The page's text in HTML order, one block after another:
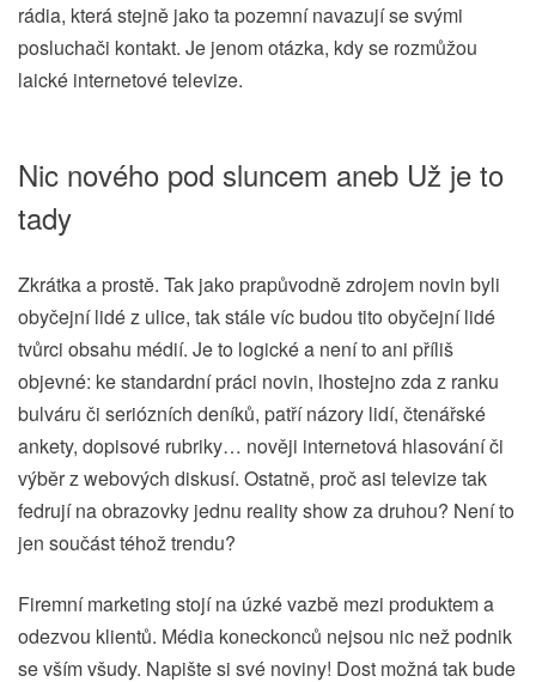
rádia, která stejně jako ta pozemní navazují se svými
posluchači kontakt. Je jenom otázka, kdy se rozmůžou
laické internetové televize.
Nic nového pod sluncem aneb Už je to
tady
Zkrátka a prostě. Tak jako prapůvodně zdrojem novin byli
obyčejní lidé z ulice, tak stále víc budou tito obyčejní lidé
tvůrci obsahu médií. Je to logické a není to ani příliš
objevné: ke standardní práci novin, lhostejno zda z ranku
bulváru či seriózních deníků, patří názory lidí, čtenářské
ankety, dopisové rubriky… nověji internetová hlasování či
výběr z webových diskusí. Ostatně, proč asi televize tak
fedrují na obrazovky jednu reality show za druhou? Není to
jen součást téhož trendu?
Firemní marketing stojí na úzké vazbě mezi produktem a
odezvou klientů. Média koneckonců nejsou nic než podnik
se vším všudy. Napište si své noviny! Dost možná tak bude